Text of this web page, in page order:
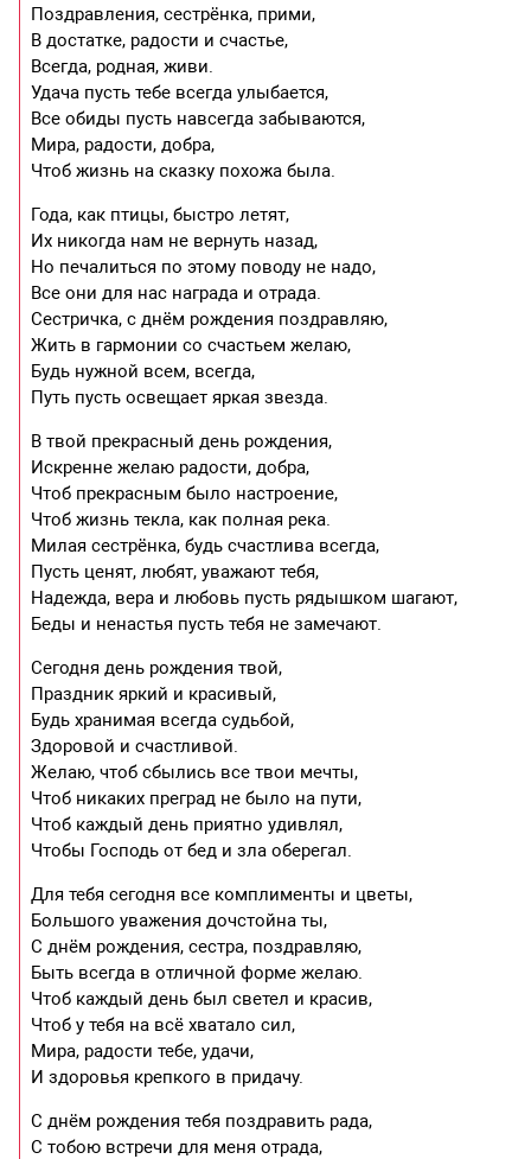
Поздравления, сестрёнка, прими,
В достатке, радости и счастье,
Всегда, родная, живи.
Удача пусть тебе всегда улыбается,
Все обиды пусть навсегда забываются,
Мира, радости, добра,
Чтоб жизнь на сказку похожа была.
Года, как птицы, быстро летят,
Их никогда нам не вернуть назад,
Но печалиться по этому поводу не надо,
Все они для нас награда и отрада.
Сестричка, с днём рождения поздравляю,
Жить в гармонии со счастьем желаю,
Будь нужной всем, всегда,
Путь пусть освещает яркая звезда.
В твой прекрасный день рождения,
Искренне желаю радости, добра,
Чтоб прекрасным было настроение,
Чтоб жизнь текла, как полная река.
Милая сестрёнка, будь счастлива всегда,
Пусть ценят, любят, уважают тебя,
Надежда, вера и любовь пусть рядышком шагают,
Беды и ненастья пусть тебя не замечают.
Сегодня день рождения твой,
Праздник яркий и красивый,
Будь хранимая всегда судьбой,
Здоровой и счастливой.
Желаю, чтоб сбылись все твои мечты,
Чтоб никаких преград не было на пути,
Чтоб каждый день приятно удивлял,
Чтобы Господь от бед и зла оберегал.
Для тебя сегодня все комплименты и цветы,
Большого уважения дочстойна ты,
С днём рождения, сестра, поздравляю,
Быть всегда в отличной форме желаю.
Чтоб каждый день был светел и красив,
Чтоб у тебя на всё хватало сил,
Мира, радости тебе, удачи,
И здоровья крепкого в придачу.
С днём рождения тебя поздравить рада,
С тобою встречи для меня отрада,